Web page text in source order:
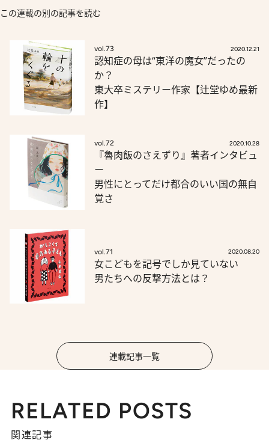
この連載の別の記事を読む
vol.73 2020.12.21
認知症の母は“東洋の魔女”だったの
か？
東大卒ミステリー作家【辻堂ゆめ最新
作】
vol.72 2020.10.28
『魯肉飯のさえずり』著者インタビュ
ー
男性にとってだけ都合のいい国の無自
覚さ
vol.71 2020.08.20
女こどもを記号でしか見ていない
男たちへの反撃方法とは？
連載記事一覧
RELATED POSTS
関連記事